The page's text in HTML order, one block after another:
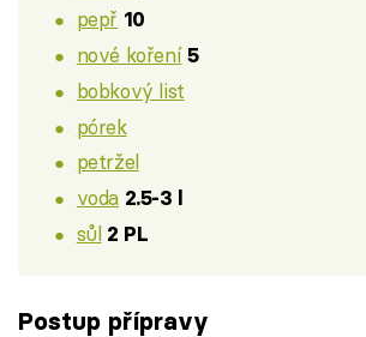
pepř 10
nové koření 5
bobkový list
pórek
petržel
voda 2.5-3 l
sůl 2 PL
Postup přípravy